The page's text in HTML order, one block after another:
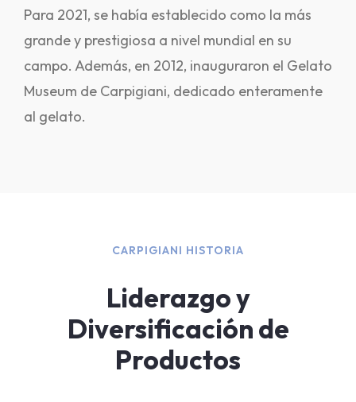
Para 2021, se había establecido como la más
grande y prestigiosa a nivel mundial en su
campo. Además, en 2012, inauguraron el Gelato
Museum de Carpigiani, dedicado enteramente
al gelato.
CARPIGIANI HISTORIA
Liderazgo y
Diversificación de
Productos